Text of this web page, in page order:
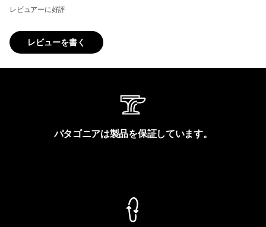
レビュアーに好評
レビューを書く
パタゴニアは製品を保証しています。